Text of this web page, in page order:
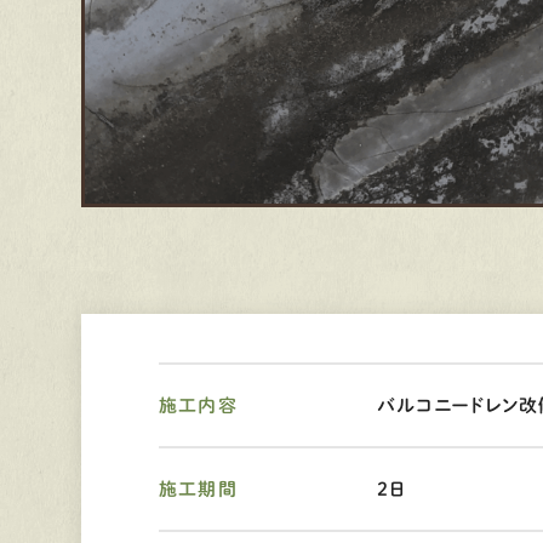
施工内容 バルコニードレン
施工期間 2日